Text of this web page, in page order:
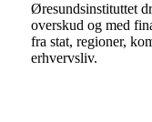
Øresundsinstituttet
overskud og med
fra stat, regioner,
erhvervsliv.